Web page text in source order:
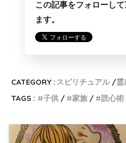
この記事をフォローし
ます。
CATEGORY : スピリチュアル
霊
TAGS :
子供 家族 読心術